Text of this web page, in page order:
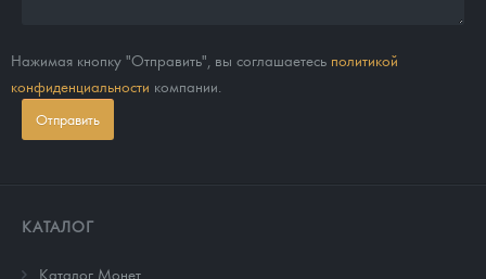
Нажимая кнопку "Отправить", вы соглашаетесь политикой
конфиденциальности компании.
Отправить
КАТАЛОГ
Каталог Монет